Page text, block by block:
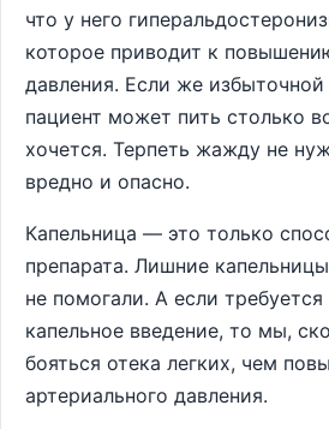
что у него
которое приводит к
давления. Если же
пациент может пить столько
хочется. Терпеть жажду не
вредно и опасно.
Капельница — это только
препарата. Лишние
не помогали. А если
капельное введение, то мы,
бояться отека легких, чем
артериального давления.